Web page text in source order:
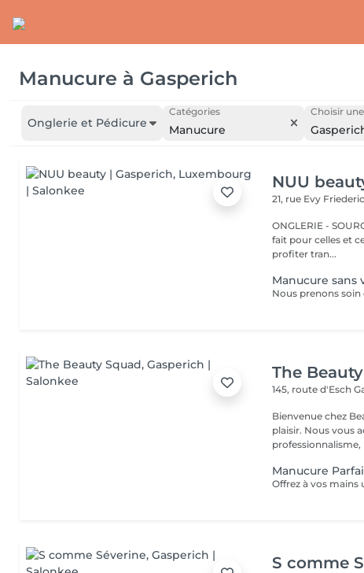
Manucure à Gasperich
Onglerie et Pédicure
Catégories
Manucure
Choisir
NUU
21, rue Evy
ONGLERIE -
fait pour celles et
profiter tran...
Manucure sans
The
145, route d'Esch
Bienvenue chez
plaisir. Nous vous
professionnalisme,
Manucure
S comme